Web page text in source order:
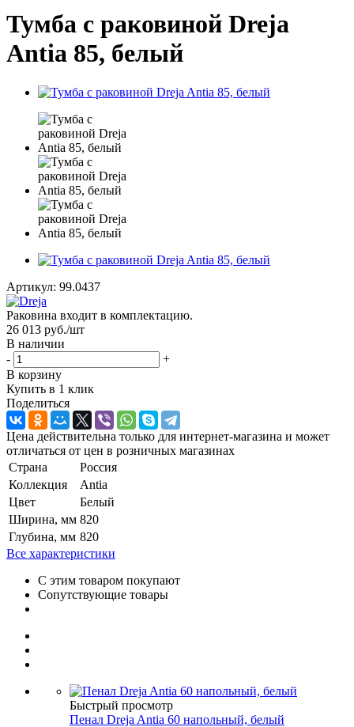
Тумба с раковиной Dreja
Antia 85, белый
Артикул: 99.0437
Раковина входит в комплектацию.
26 013 руб./шт
В наличии
-
+
В корзину
Купить в 1 клик
Поделиться
Цена действительна только для интернет-магазина и может
отличаться от цен в розничных магазинах
Страна
Россия
Коллекция
Antia
Цвет
Белый
Ширина, мм 820
Глубина, мм 820
Все характеристики
С этим товаром покупают
Сопутствующие товары
Быстрый просмотр
Пенал Dreja Antia 60 напольный, белый